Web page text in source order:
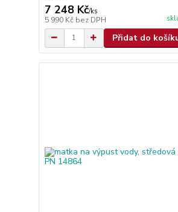
7 248 Kč/ks
5 990 Kč bez DPH
Přidat do